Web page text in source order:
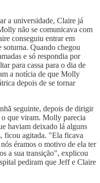
a universidade, Claire já
não se comunicava com
conseguiu entrar em
Quando chegou
e só respondia por
para cassa para o dia de
a notícia de que Molly
depois de se tornar
seguinte, depois de dirigir
que viram. Molly parecia
haviam deixado lá alguns
ficou agitada. "Ela ficava
éramos o motivo de ela ter
a sua transição", explicou
pediram que Jeff e Claire